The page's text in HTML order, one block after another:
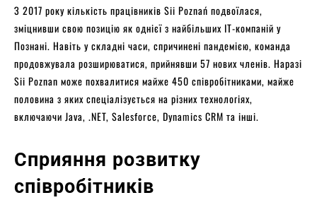
З 2017 року кількість працівників Sii Poznań подвоїлася,
зміцнивши свою позицію як однієї з найбільших ІТ-компаній у
Познані. Навіть у складні часи, спричинені пандемією, команда
продовжувала розширюватися, прийнявши 57 нових членів. Наразі
Sii Poznan може похвалитися майже 450 співробітниками, майже
половина з яких спеціалізується на різних технологіях,
включаючи Java, .NET, Salesforce, Dynamics CRM та інші.
Сприяння розвитку
співробітників